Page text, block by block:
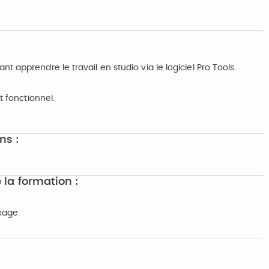
apprendre le travail en studio via le logiciel Pro Tools.
fonctionnel.
:
la formation :